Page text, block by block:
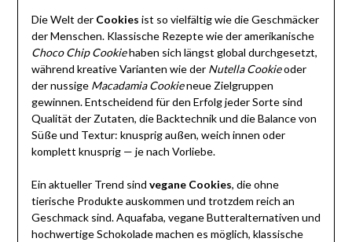
Die Welt der Cookies ist so vielfältig wie die Geschmäcker
der Menschen. Klassische Rezepte wie der amerikanische
Choco Chip Cookiehaben sich längst global durchgesetzt,
während kreative Varianten wie der Nutella Cookieoder
der nussige Macadamia Cookieneue Zielgruppen
gewinnen. Entscheidend für den Erfolg jeder Sorte sind
Qualität der Zutaten, die Backtechnik und die Balance von
Süße und Textur: knusprig außen, weich innen oder
komplett knusprig — je nach Vorliebe.
Ein aktueller Trend sind vegane Cookies, die ohne
tierische Produkte auskommen und trotzdem reich an
Geschmack sind. Aquafaba, vegane Butteralternativen und
hochwertige Schokolade machen es möglich, klassische